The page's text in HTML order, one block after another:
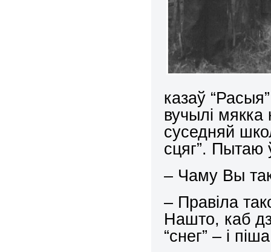
казаў
вучылі мякка
суседняй
сцяг”. Пытаю
– Чаму Вы
– Правіла
Нашто, каб
“снег” – і